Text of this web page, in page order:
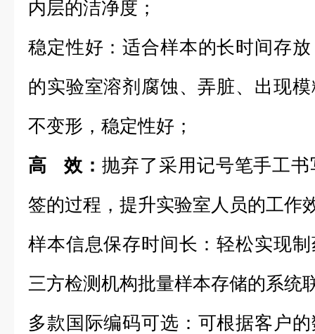
内层的洁净度；
稳定性好：适合样本的长时间存
的实验室溶剂腐蚀、弄脏、出现
不变形，稳定性好；
高 效： 抛弃了采用记号笔手工
签的过程，提升实验室人员的工作
样本信息保存时间长：轻松实现
三方检测机构批量样本存储的系统
多款国际编码可选： 可根据客户